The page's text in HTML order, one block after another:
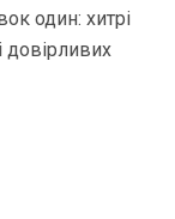
один: хитрі
довірливих